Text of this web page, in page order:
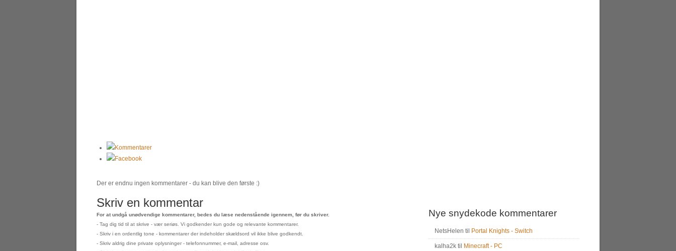
Kommentarer
Facebook
Der er endnu ingen kommentarer - du kan blive den første :)
Skriv en kommentar
For at undgå unødvendige kommentarer, bedes du læse nedenstående igennem, før du skriver.
- Tag dig tid til at skrive - vær seriøs. Vi godkender kun gode og relevante kommentarer.
- Skriv i en ordentlig tone - kommentarer der indeholder skældsord vil ikke blive godkendt.
- Skriv aldrig dine private oplysninger - telefonnummer, e-mail, adresse osv.
Nye snydekode kommentarer
NetsHelen til Portal Knights - Switch
kalha2k til Minecraft - PC